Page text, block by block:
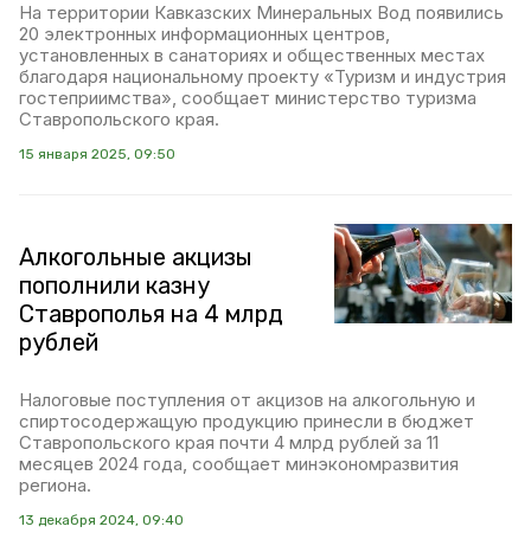
На территории Кавказских Минеральных Вод появились
20 электронных информационных центров,
установленных в санаториях и общественных местах
благодаря национальному проекту «Туризм и индустрия
гостеприимства», сообщает министерство туризма
Ставропольского края.
15 января 2025, 09:50
Алкогольные акцизы
пополнили казну
Ставрополья на 4 млрд
рублей
Налоговые поступления от акцизов на алкогольную и
спиртосодержащую продукцию принесли в бюджет
Ставропольского края почти 4 млрд рублей за 11
месяцев 2024 года, сообщает минэкономразвития
региона.
13 декабря 2024, 09:40